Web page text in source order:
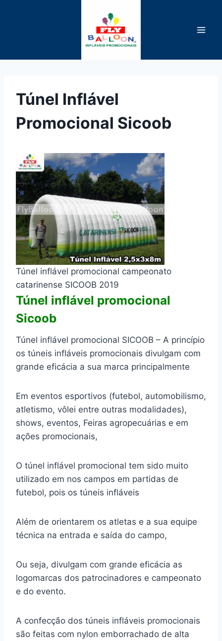
Túnel Inflável
Promocional Sicoob
Túnel inflável promocional campeonato
catarinense SICOOB 2019
Túnel inflável promocional
Sicoob
Túnel inflável promocional SICOOB – A princípio
os túneis infláveis promocionais divulgam com
grande eficácia a sua marca principalmente
Em eventos esportivos (futebol, automobilismo,
atletismo, vôlei entre outras modalidades),
shows, eventos, Feiras agropecuárias e em
ações promocionais,
O túnel inflável promocional tem sido muito
utilizado em nos campos em partidas de
futebol, pois os túneis infláveis
Além de orientarem os atletas e a sua equipe
técnica na entrada e saída do campo,
Ou seja, divulgam com grande eficácia as
logomarcas dos patrocinadores e campeonato
e do evento.
A confecção dos túneis infláveis promocionais
são feitas com nylon emborrachado de alta